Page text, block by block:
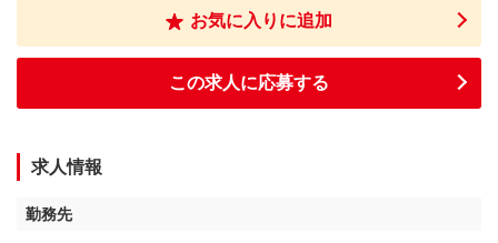
お気に入りに追加
この求人に応募する
求人情報
勤務先